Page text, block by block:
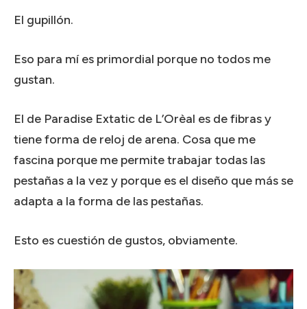
El gupillón.
Eso para mí es primordial porque no todos me
gustan.
El de Paradise Extatic de L’Orèal es de fibras y
tiene forma de reloj de arena. Cosa que me
fascina porque me permite trabajar todas las
pestañas a la vez y porque es el diseño que más se
adapta a la forma de las pestañas.
Esto es cuestión de gustos, obviamente.